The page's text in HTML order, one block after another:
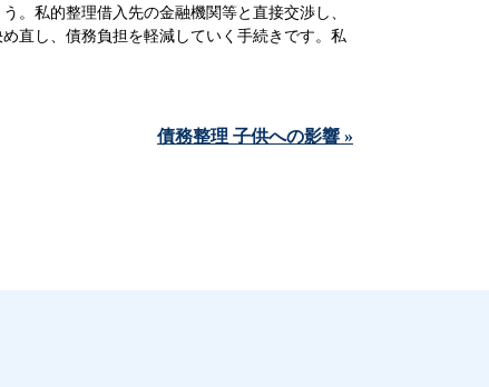
。私的整理借入先の金融機関等と直接交渉し、
直し、債務負担を軽減していく手続きです。私
債務整理 子供への影響 »